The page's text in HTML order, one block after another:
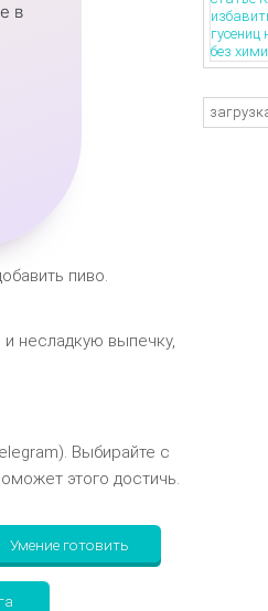
в
пиво.
несладкую выпечку,
Выбирайте с
этого достичь.
Умение готовить